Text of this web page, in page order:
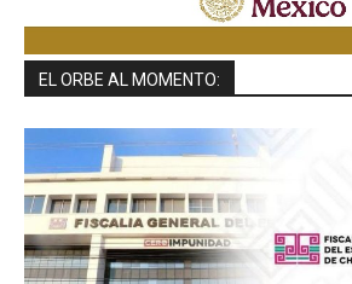
EL ORBE AL MOMENTO: